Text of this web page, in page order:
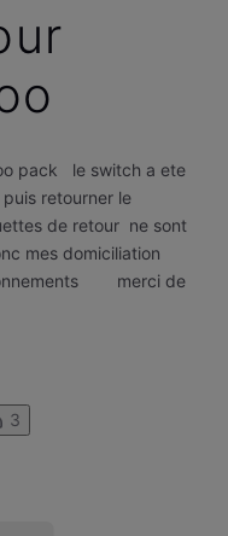
pack le switch a ete
retourner le
de retour ne sont
mes domiciliation
merci de
3